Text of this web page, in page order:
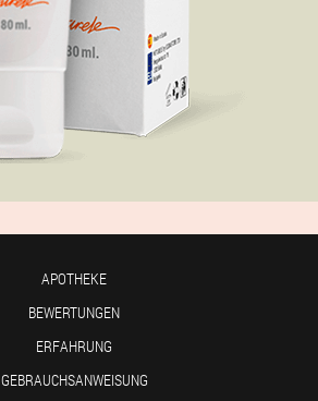
APOTHEKE
BEWERTUNGEN
ERFAHRUNG
GEBRAUCHSANWEISUNG